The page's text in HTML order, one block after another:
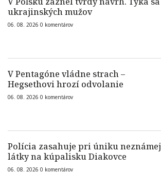
ukrajinských mužov
06. 08. 2026 0 komentárov
V Pentagóne vládne strach –
Hegsethovi hrozí odvolanie
06. 08. 2026 0 komentárov
Polícia zasahuje pri úniku neznámej
látky na kúpalisku Diakovce
06. 08. 2026 0 komentárov